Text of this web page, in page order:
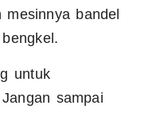
bandel
untuk
sampai